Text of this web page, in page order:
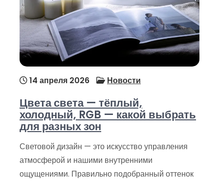
14 апреля 2026 Новости
Цвета света — тёплый,
холодный, RGB — какой выбрать
для разных зон
Световой дизайн — это искусство управления
атмосферой и нашими внутренними
ощущениями. Правильно подобранный оттенок